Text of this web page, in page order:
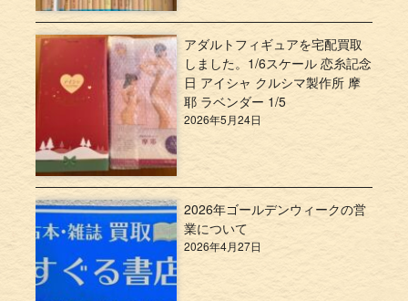
アダルトフィギュアを宅配買取
しました。1/6スケール 恋糸記念
日 アイシャ クルシマ製作所 摩
耶 ラベンダー 1/5
2026年5月24日
2026年ゴールデンウィークの営
業について
2026年4月27日